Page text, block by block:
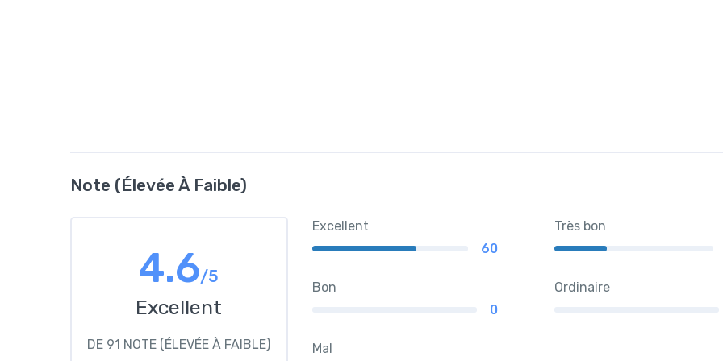
Note (élevée À Faible)
4.6/5
Excellent
DE 91 NOTE (ÉLEVÉE À FAIBLE)
Excellent
60
Très bon
Bon
0
Ordinaire
Mal